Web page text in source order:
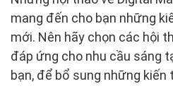
mang đến cho bạn những
mới. Nên hãy chọn các hội
đáp ứng cho nhu cầu sáng
bạn, để bổ sung những